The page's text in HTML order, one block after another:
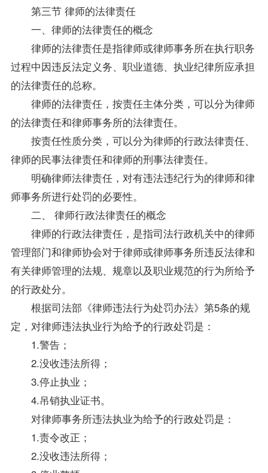
第三节 律师的法律责任
一、律师的法律责任的概念
律师的法律责任是指律师或律师事务所在执行职务
过程中因违反法定义务、职业道德、执业纪律所应承担
的法律责任的总称。
律师的法律责任，按责任主体分类，可以分为律师
的法律责任和律师事务所的法律责任。
按责任性质分类，可以分为律师的行政法律责任、
律师的民事法律责任和律师的刑事法律责任。
明确律师法律责任，对有违法违纪行为的律师和律
师事务所进行处罚的必要性。
二、 律师行政法律责任的概念
律师的行政法律责任，是指司法行政机关中的律师
管理部门和律师协会对于律师或律师事务所违反法律和
有关律师管理的法规、规章以及职业规范的行为所给予
的行政处分。
根据司法部《律师违法行为处罚办法》第5条的规
定，对律师违法执业行为给予的行政处罚是：
1.警告；
2.没收违法所得；
3.停止执业；
4.吊销执业证书。
对律师事务所违法执业为给予的行政处罚是：
1.责令改正；
2.没收违法所得；